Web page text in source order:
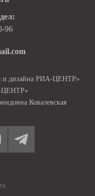
96
и дизайна РИА-ЦЕНТР»
ЦЕНТР»
Ковалевская